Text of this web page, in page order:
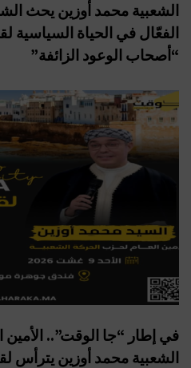
الشعبية محمد أوزين يحث
الفعّال في الحياة السياسية
“أصحاب الوعود الزائفة”
في إطار “جا الوقت”.. الأمين
الشعبية محمد أوزين يترأس